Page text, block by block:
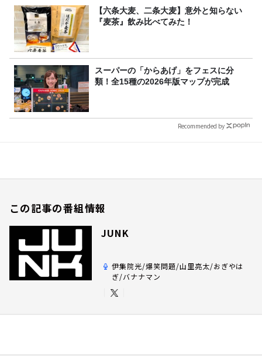
【六条大麦、二条大麦】意外と知らない
『麦茶』飲み比べてみた！
スーパーの「からあげ」をフェスに分
類！全15種の2026年版マップが完成
Recommended by
この記事の番組情報
JUNK
伊集院光/爆笑問題/山里亮太/おぎやは
ぎ/バナナマン